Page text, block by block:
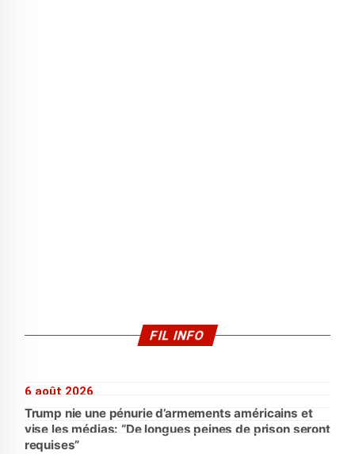
FIL INFO
6 août 2026
Trump nie une pénurie d’armements américains et
vise les médias: “De longues peines de prison seront
requises”